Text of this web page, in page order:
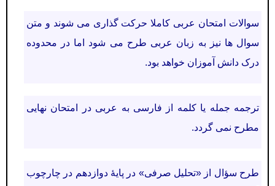
سوالات امتحان عربی کاملا حرکت گذاری می شوند و متن
سوال ها نیز به زبان عربی طرح می شود اما در محدوده
درک دانش آموزان خواهد بود.
ترجمه جمله یا کلمه از فارسی به عربی در امتحان نهایی
مطرح نمی گردد.
طرح سؤال از «تحليل صرفی» در پايۀ دوازدهم در چارچوب